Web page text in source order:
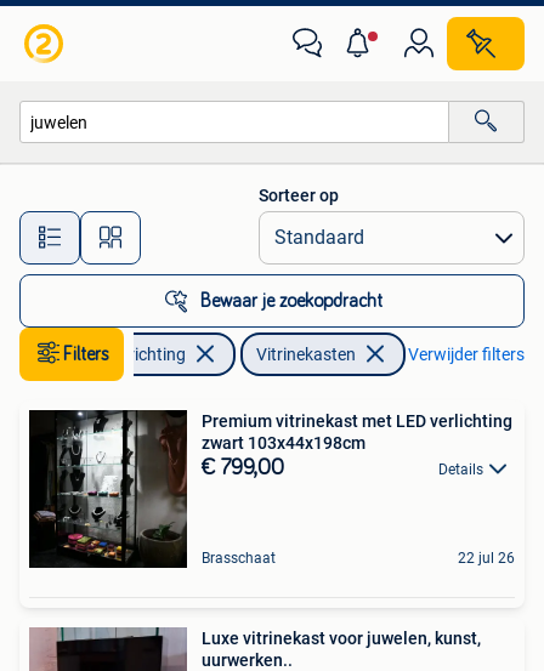
Alle afstanden…
Sorteer op
Bewaar je zoekopdracht
Filters
Huis en Inrichting Vitrinekasten Verwijder filters
Premium vitrinekast met LED verlichting
zwart 103x44x198cm
€ 799,00 Details
Brasschaat 22 jul 26
Luxe vitrinekast voor juwelen, kunst,
uurwerken..